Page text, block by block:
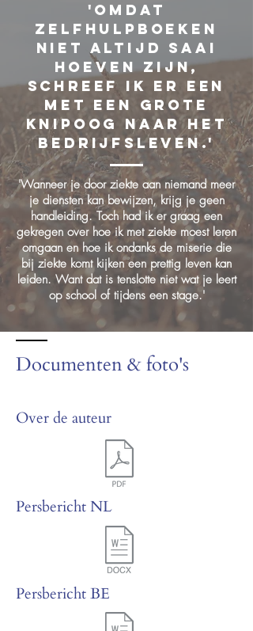
'Omdat
zelfhulpboeken
niet altijd saai
hoeven zijn,
schreef ik er een
met een grote
knipoog naar het
bedrijfsleven.'
'Wanneer je door ziekte aan niemand meer
je diensten kan bewijzen, krijg je geen
handleiding. Toch had ik er graag een
gekregen over hoe ik met ziekte moest leren
omgaan en hoe ik ondanks de miserie die
bij ziekte komt kijken een prettig leven kan
leiden. Want dat is tenslotte niet wat je leert
op school of tijdens een stage.'
Documenten & foto's
Over de auteur
Persbericht NL
Persbericht BE